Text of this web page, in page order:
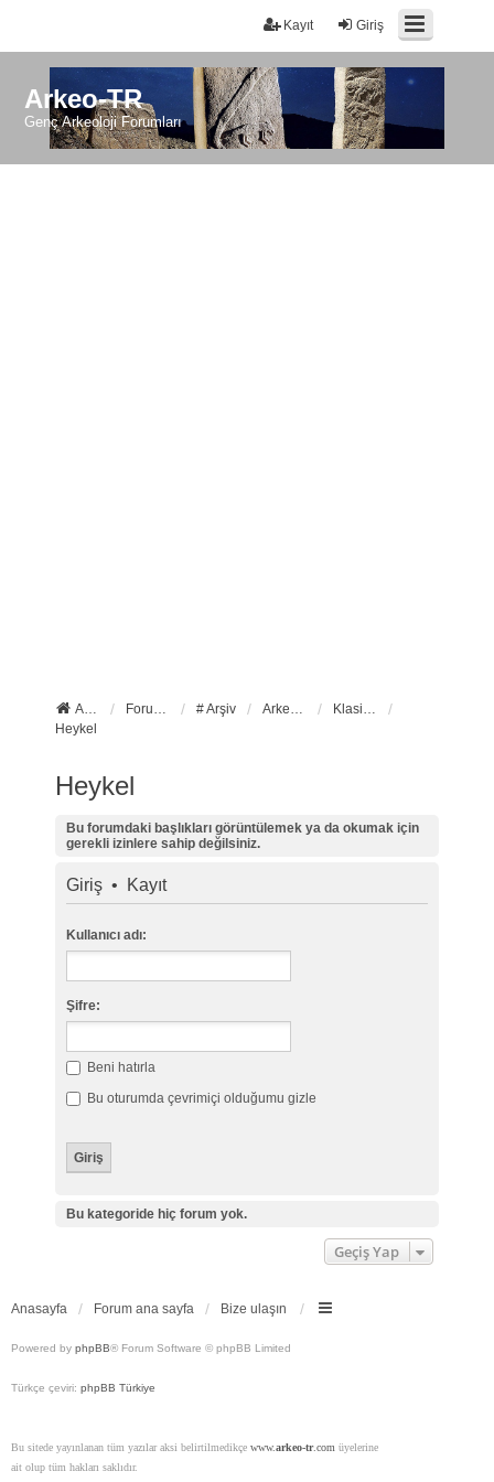
Giriş
Kayıt
Arkeo-TR
Genç Arkeoloji Forumları
Anasayfa Forum ana sayfa # Arşiv Arkeoloji
Klasik Arkeoloji
Heykel
Heykel
Bu forumdaki başlıkları görüntülemek ya da okumak için
gerekli izinlere sahip değilsiniz.
Giriş• Kayıt
Kullanıcı adı:
Şifre:
Beni hatırla
Bu oturumda çevrimiçi olduğumu gizle
Bu kategoride hiç forum yok.
Geçiş Yap
Anasayfa Forum ana sayfa Bize ulaşın
Powered by phpBB® Forum Software © phpBB Limited
Türkçe çeviri: phpBB Türkiye
Bu sitede yayınlanan tüm yazılar aksi belirtilmedikçe www.arkeo-tr.com üyelerine
ait olup tüm hakları saklıdır.